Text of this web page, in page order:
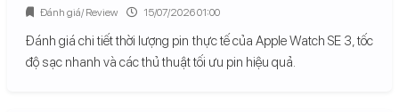
Đánh giá chi tiết thời lượng pin thực tế của Apple Watch SE 3, tốc
độ sạc nhanh và các thủ thuật tối ưu pin hiệu quả.
Đánh giá/ Review 15/07/2026 01:00